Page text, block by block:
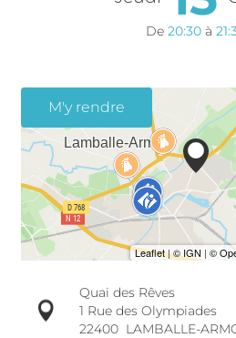
De 20:30 à
M'y rendre
Quai des Rêves
1 Rue des Olympiades
22400 LAMBALLE-